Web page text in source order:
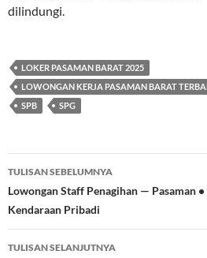
dilindungi.
LOKER PASAMAN BARAT 2025
LOWONGAN KERJA PASAMAN BARAT
SPB
SPG
Navigasi
Tulisan
TULISAN SEBELUMNYA
Lowongan Staff Penagihan — Pasaman
Kendaraan Pribadi
TULISAN SELANJUTNYA